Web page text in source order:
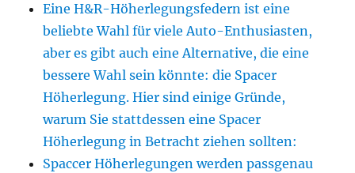
Eine H&R-Höherlegungsfedern ist eine
beliebte Wahl für viele Auto-Enthusiasten,
aber es gibt auch eine Alternative, die eine
bessere Wahl sein könnte: die Spacer
Höherlegung. Hier sind einige Gründe,
warum Sie stattdessen eine Spacer
Höherlegung in Betracht ziehen sollten:
Spaccer Höherlegungen werden passgenau